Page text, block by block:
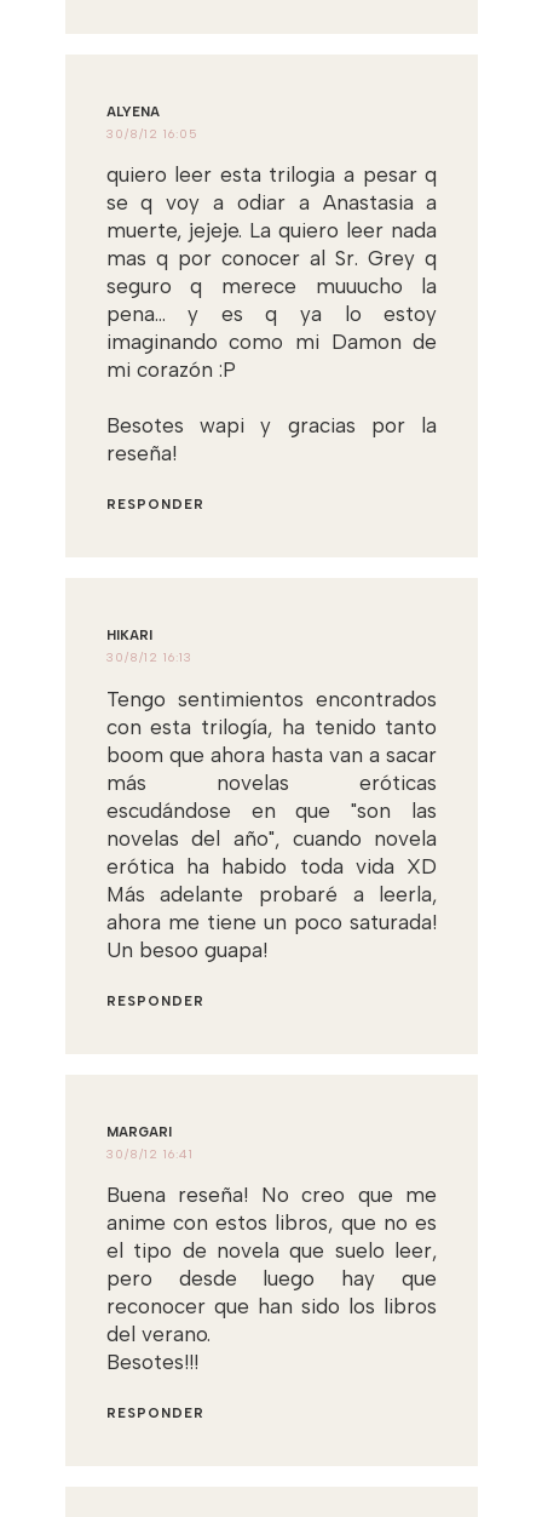
ALYENA
30/8/12 16:05
quiero leer esta trilogia a pesar q
se q voy a odiar a Anastasia a
muerte, jejeje. La quiero leer nada
mas q por conocer al Sr. Grey q
seguro q merece muuucho la
pena... y es q ya lo estoy
imaginando como mi Damon de
mi corazón :P
Besotes wapi y gracias por la
reseña!
RESPONDER
HIKARI
30/8/12 16:13
Tengo sentimientos encontrados
con esta trilogía, ha tenido tanto
boom que ahora hasta van a sacar
más novelas eróticas
escudándose en que "son las
novelas del año", cuando novela
erótica ha habido toda vida XD
Más adelante probaré a leerla,
ahora me tiene un poco saturada!
Un besoo guapa!
RESPONDER
MARGARI
30/8/12 16:41
Buena reseña! No creo que me
anime con estos libros, que no es
el tipo de novela que suelo leer,
pero desde luego hay que
reconocer que han sido los libros
del verano.
Besotes!!!
RESPONDER